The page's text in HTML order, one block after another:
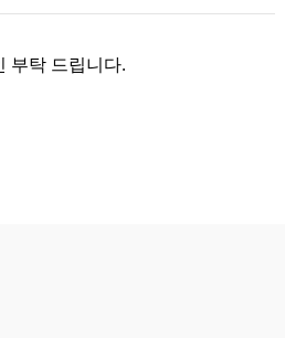
부탁 드립니다.